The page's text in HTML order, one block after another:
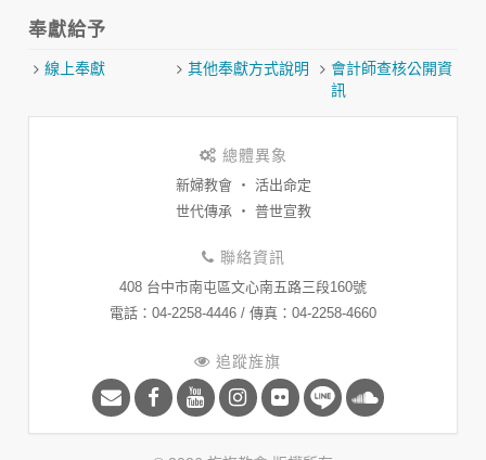
奉獻給予
線上奉獻 其他奉獻方式說明
會計師查核公開資
訊
總體異象
新婦教會 ‧ 活出命定
世代傳承 ‧ 普世宣教
聯絡資訊
408 台中市南屯區文心南五路三段160號
​電話：04-2258-4446 / 傳真：04-2258-4660
追蹤旌旗